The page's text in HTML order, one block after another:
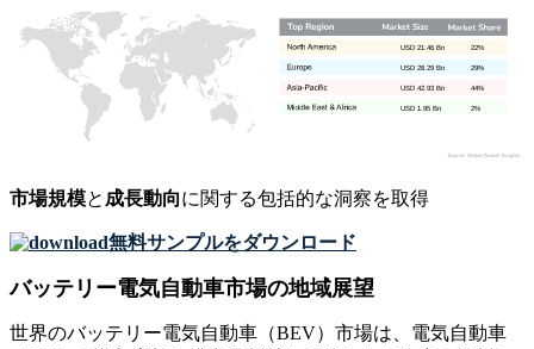
2%
USD 1.95 Bn
44%
USD 42.93 Bn
29%
USD 28.29 Bn
22%
USD 21.46 Bn
市場規模と 成長動向に関する包括的な洞察を取得
無料サンプルをダウンロード
バッテリー電気自動車市場の地域展望
世界のバッテリー電気自動車（BEV）市場は、電気自動車